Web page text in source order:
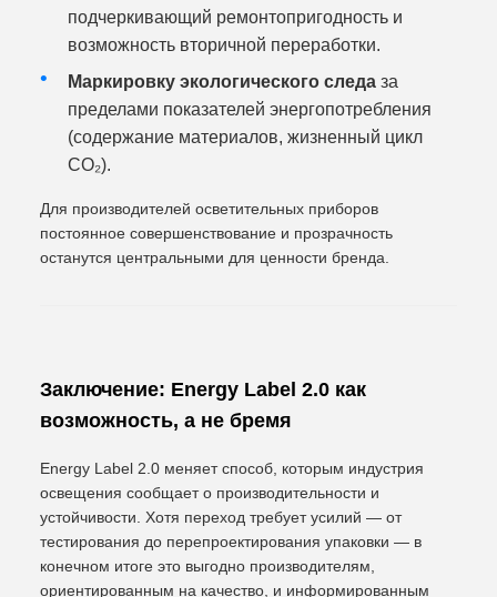
подчеркивающий ремонтопригодность и
возможность вторичной переработки.
Маркировку экологического следа за
пределами показателей энергопотребления
(содержание материалов, жизненный цикл
CO₂).
Для производителей осветительных приборов
постоянное совершенствование и прозрачность
останутся центральными для ценности бренда.
Заключение: Energy Label 2.0 как
возможность, а не бремя
Energy Label 2.0 меняет способ, которым индустрия
освещения сообщает о производительности и
устойчивости. Хотя переход требует усилий — от
тестирования до перепроектирования упаковки — в
конечном итоге это выгодно производителям,
ориентированным на качество, и информированным